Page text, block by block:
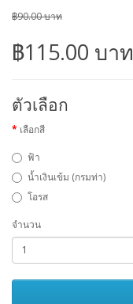
฿90.00 บาท
฿115.00 บาท
ตัวเลือก
เลือกสี
ฟ้า
น้ำเงินเข้ม (กรมท่า)
โอรส
จำนวน